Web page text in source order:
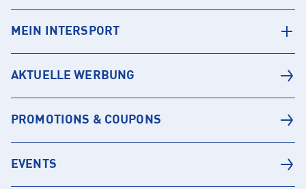
MEIN INTERSPORT
AKTUELLE WERBUNG
PROMOTIONS & COUPONS
EVENTS